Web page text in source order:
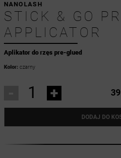
Aplikator do rzęs pre-glued
NANOLASH
STICK & GO
APPLICATOR
Kolor:czarny
+
DODAJ DO